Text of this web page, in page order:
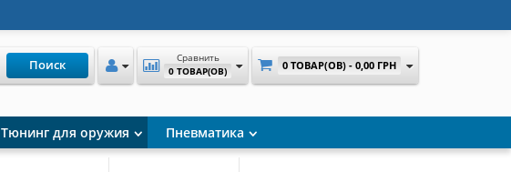
0 ТОВАР(ОВ) - 0,00 ГРН
Сравнить
0 ТОВАР(ОВ)
Поиск
Тюнинг для оружия Пневматика